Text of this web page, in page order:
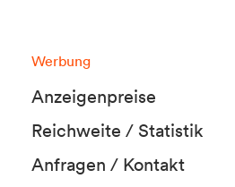
Werbung
Anzeigenpreise
Reichweite / Statistik
Anfragen / Kontakt